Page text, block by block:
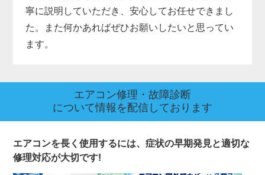
寧に説明していただき、安心してお任せできまし
た。また何かあればぜひお願いしたいと思ってい
ます。
エアコン修理・故障診断
について情報を配信しております
エアコンを長く使用するには、症状の早期発見と適切な
修理対応が大切です!